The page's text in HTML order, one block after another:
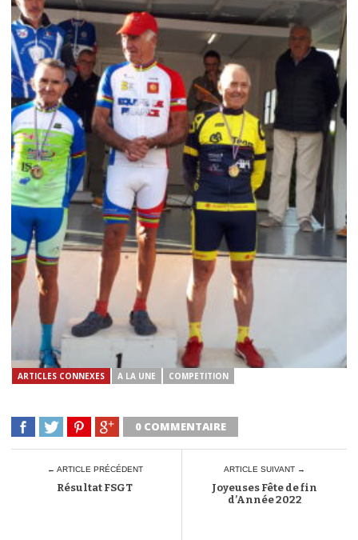
ARTICLES CONNEXES A LA UNE COMPETITION
0 COMMENTAIRE
← ARTICLE PRÉCÉDENT
Résultat FSGT
ARTICLE SUIVANT →
Joyeuses Fête de fin
d’Année 2022